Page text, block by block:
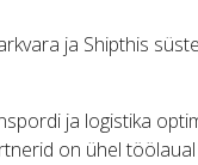
ja Shipthis
ja logistika
on ühel